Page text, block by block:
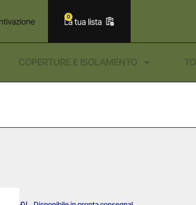
0
COPERTURE E ISOLAMENTO